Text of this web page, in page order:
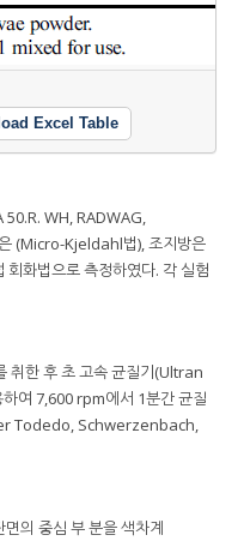
Excel Table
50.R. WH, RADWAG,
(Micro-Kjeldahl법), 조지방은
화법으로 측정하였다. 각 실험
취한 후 초 고속 균질기(Ultran
여 7,600 rpm에서 1분간 균질
Todedo, Schwerzenbach,
의 중심 부 분을 색차계